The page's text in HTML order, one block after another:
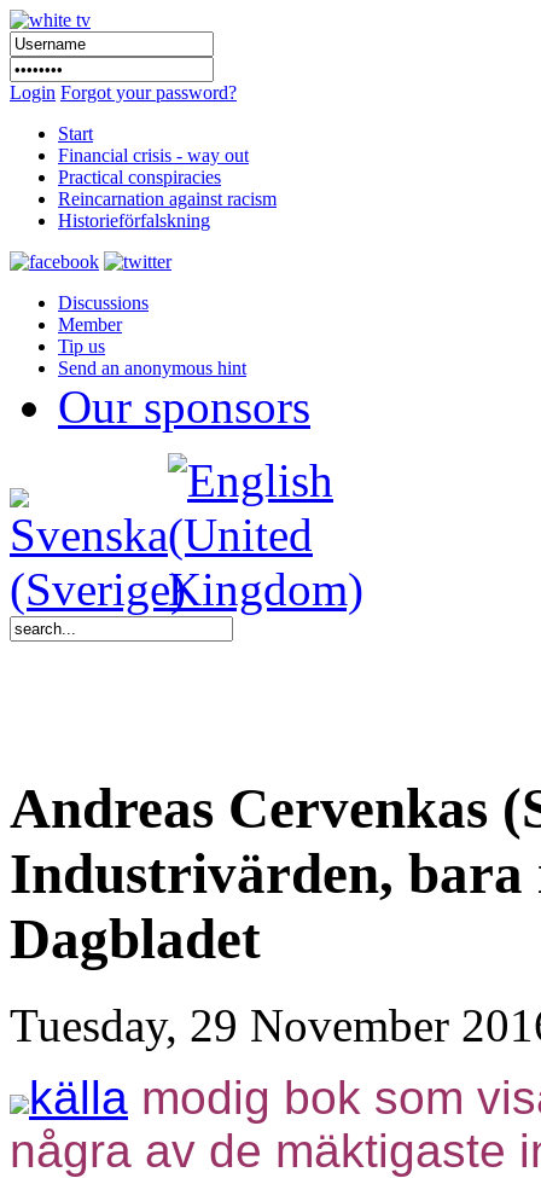
Login Forgot your password?
Start
Financial crisis - way out
Practical conspiracies
Reincarnation against racism
Historieförfalskning
Discussions
Member
Tip us
Send an anonymous hint
Our sponsors
Andreas Cervenkas
Industrivärden, bara
Dagbladet
Tuesday, 29 November
källa modig bok som
några av de mäktigaste